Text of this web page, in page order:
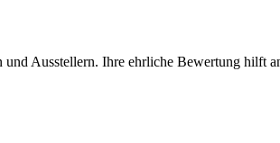
Ausstellern. Ihre ehrliche Bewertung hilft